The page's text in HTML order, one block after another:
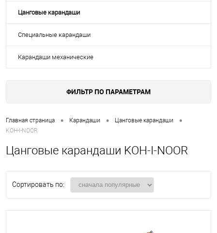
Цанговые карандаши
Специальные карандаши
Карандаши механические
ФИЛЬТР ПО ПАРАМЕТРАМ
Главная страница • Карандаши • Цанговые карандаши •
KOH-I-NOOR
Цанговые карандаши KOH-I-NOOR
Сортировать по: